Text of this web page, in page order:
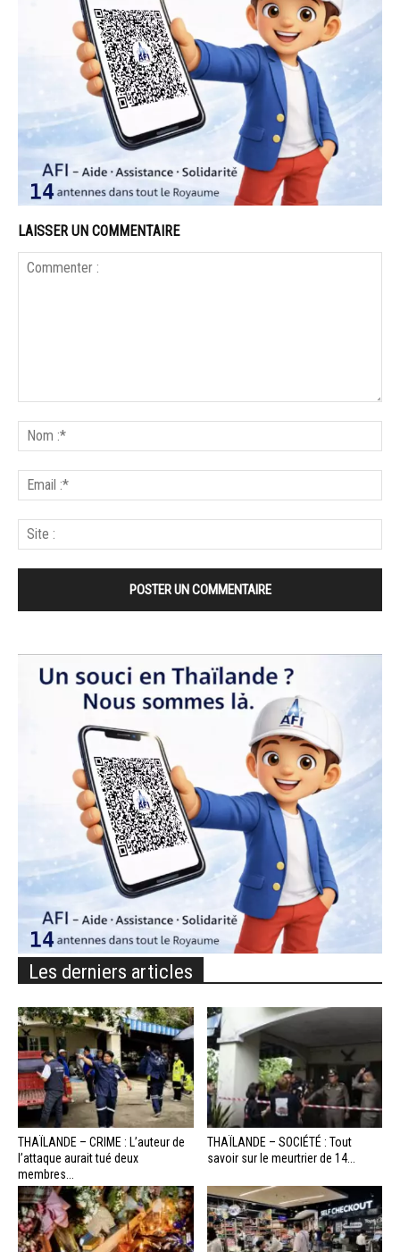
LAISSER UN COMMENTAIRE
Les derniers articles
THAÏLANDE – CRIME : L’auteur de
l’attaque aurait tué deux
membres...
THAÏLANDE – SOCIÉTÉ : Tout
savoir sur le meurtrier de 14...